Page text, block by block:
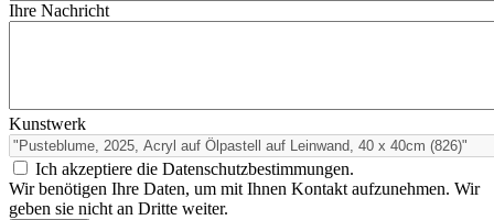
Ihre Nachricht
Kunstwerk
Ich akzeptiere die Datenschutzbestimmungen.
Wir benötigen Ihre Daten, um mit Ihnen Kontakt aufzunehmen. Wir
geben sie nicht an Dritte weiter.